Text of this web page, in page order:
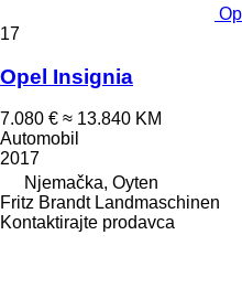
17
Opel Insignia
7.080 € ≈ 13.840 KM
Automobil
2017
Njemačka, Oyten
Fritz Brandt Landmaschinen
Kontaktirajte prodavca